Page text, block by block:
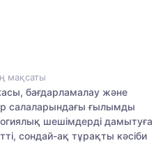
мақсаты
бағдарламалау және
салаларындағы ғылымды
шешiмдердi дамытуға
сондай-ақ тұрақты кәсiби